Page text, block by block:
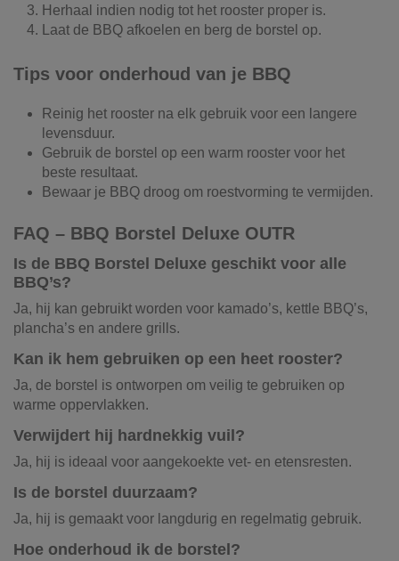
Herhaal indien nodig tot het rooster proper is.
Laat de BBQ afkoelen en berg de borstel op.
Tips voor onderhoud van je BBQ
Reinig het rooster na elk gebruik voor een langere
levensduur.
Gebruik de borstel op een warm rooster voor het
beste resultaat.
Bewaar je BBQ droog om roestvorming te vermijden.
FAQ – BBQ Borstel Deluxe OUTR
Is de BBQ Borstel Deluxe geschikt voor alle
BBQ’s?
Ja, hij kan gebruikt worden voor kamado’s, kettle BBQ’s,
plancha’s en andere grills.
Kan ik hem gebruiken op een heet rooster?
Ja, de borstel is ontworpen om veilig te gebruiken op
warme oppervlakken.
Verwijdert hij hardnekkig vuil?
Ja, hij is ideaal voor aangekoekte vet- en etensresten.
Is de borstel duurzaam?
Ja, hij is gemaakt voor langdurig en regelmatig gebruik.
Hoe onderhoud ik de borstel?